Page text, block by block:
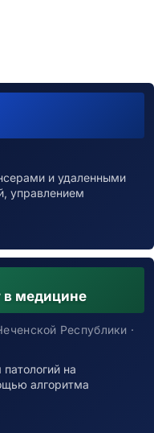
и удаленными
управлением
в медицине
Республики ·
на
алгоритма